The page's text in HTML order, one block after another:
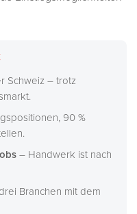
Schweiz – trotz
90 %
– Handwerk ist nach
Branchen mit dem